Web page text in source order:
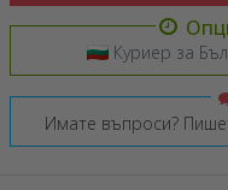
Куриер за
Имате